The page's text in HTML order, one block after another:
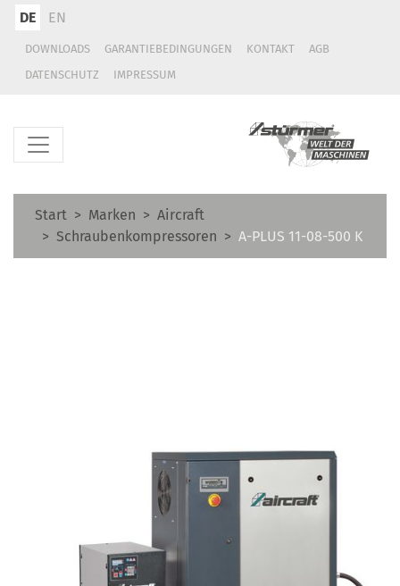
DE EN
DOWNLOADS GARANTIEBEDINGUNGEN KONTAKT
AGB
DATENSCHUTZ
IMPRESSUM
Start Marken
Aircraft
Schraubenkompressoren
A-PLUS 11-08-500 K